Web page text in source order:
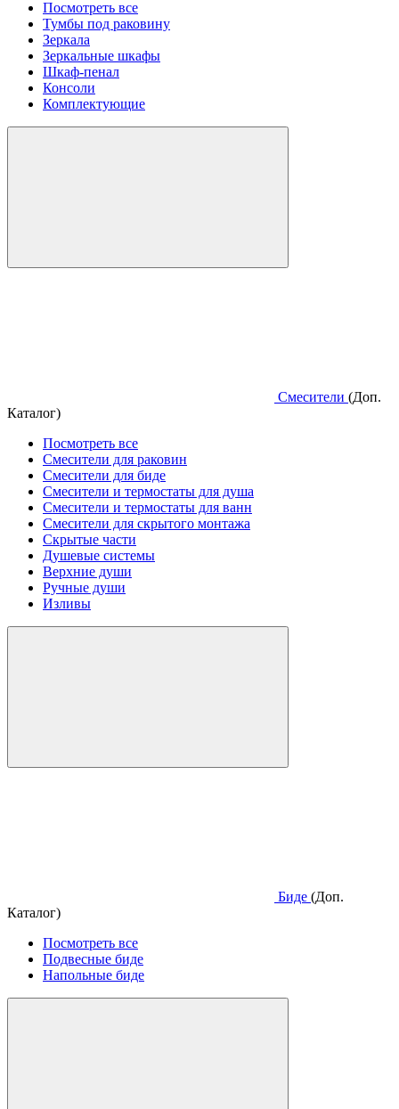
Посмотреть все
Тумбы под раковину
Зеркала
Зеркальные шкафы
Шкаф-пенал
Консоли
Комплектующие
Смесители (Доп.
Каталог)
Посмотреть все
Смесители для раковин
Смесители для биде
Смесители и термостаты для душа
Смесители и термостаты для ванн
Смесители для скрытого монтажа
Скрытые части
Душевые системы
Верхние души
Ручные души
Изливы
Биде (Доп.
Каталог)
Посмотреть все
Подвесные биде
Напольные биде